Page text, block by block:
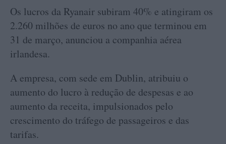
Os lucros da Ryanair subiram 40% e atingiram os
2.260 milhões de euros no ano que terminou em
31 de março, anunciou a companhia aérea
irlandesa.
A empresa, com sede em Dublin, atribuiu o
aumento do lucro à redução de despesas e ao
aumento da receita, impulsionados pelo
crescimento do tráfego de passageiros e das
tarifas.